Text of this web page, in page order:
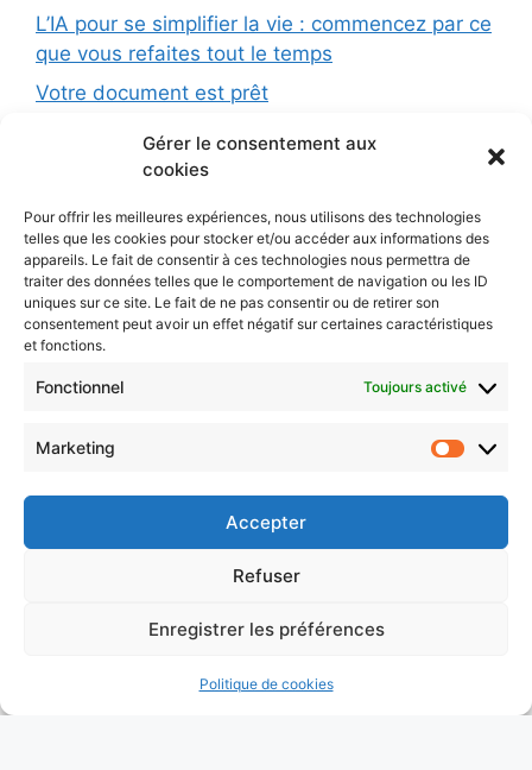
Gérer le consentement aux
cookies
Pour offrir les meilleures expériences, nous utilisons des technologies
telles que les cookies pour stocker et/ou accéder aux informations des
appareils. Le fait de consentir à ces technologies nous permettra de
traiter des données telles que le comportement de navigation ou les ID
uniques sur ce site. Le fait de ne pas consentir ou de retirer son
consentement peut avoir un effet négatif sur certaines caractéristiques
et fonctions.
Fonctionnel Toujours activé
Marketing
Accepter
Refuser
Enregistrer les préférences
Politique de cookies
L’IA pour se simplifier la vie : commencez par ce
que vous refaites tout le temps
Votre document est prêt
La checklist GEO pour les associations
La fin des liens bleus : ce que les associations y
L’IA qui ne quitte pas votre bureau : petits
modèles de langage et souveraineté des
données
Pratique — Le projet, brique manquante de l’IA
service de votre association : opportunités,
Les principes d’une charte éthique pour l’IA
L’IA dans votre organisation : dépasser la
simple charte pour une vraie stratégie